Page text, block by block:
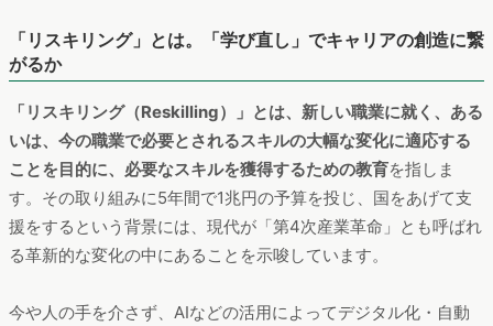
「リスキリング」とは。「学び直し」でキャリアの創造に繋
がるか
「リスキリング（Reskilling）」とは、新しい職業に就く、ある
いは、今の職業で必要とされるスキルの大幅な変化に適応する
ことを目的に、必要なスキルを獲得するための教育を指しま
す。その取り組みに5年間で1兆円の予算を投じ、国をあげて支
援をするという背景には、現代が「第4次産業革命」とも呼ばれ
る革新的な変化の中にあることを示唆しています。
今や人の手を介さず、AIなどの活用によってデジタル化・自動